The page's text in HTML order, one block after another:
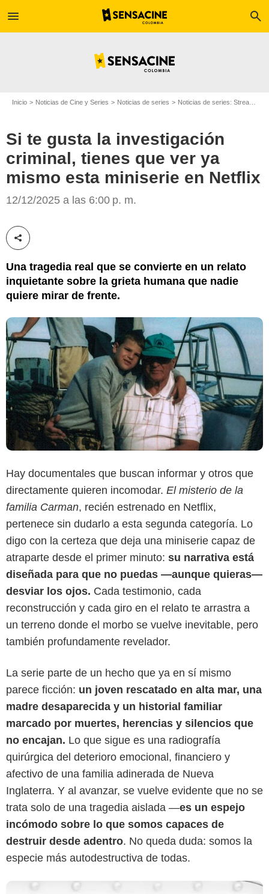
menu search
Inicio Noticias de Cine y Series Noticias de series Noticias de series: Streaming
Si te gusta la investigación
criminal, tienes que ver ya
mismo esta miniserie en Netflix
12/12/2025 a las 6:00 p. m.
Compartir esta noticia
Una tragedia real que se convierte en un relato
inquietante sobre la grieta humana que nadie
quiere mirar de frente.
Hay documentales que buscan informar y otros que
directamente quieren incomodar. El misterio de la
familia Carman, recién estrenado en Netflix,
pertenece sin dudarlo a esta segunda categoría. Lo
digo con la certeza que deja una miniserie capaz de
atraparte desde el primer minuto: su narrativa está
diseñada para que no puedas —aunque quieras—
desviar los ojos. Cada testimonio, cada
reconstrucción y cada giro en el relato te arrastra a
un terreno donde el morbo se vuelve inevitable, pero
también profundamente revelador.
La serie parte de un hecho que ya en sí mismo
parece ficción: un joven rescatado en alta mar, una
madre desaparecida y un historial familiar
marcado por muertes, herencias y silencios que
no encajan. Lo que sigue es una radiografía
quirúrgica del deterioro emocional, financiero y
afectivo de una familia adinerada de Nueva
Inglaterra. Y al avanzar, se vuelve evidente que no se
trata solo de una tragedia aislada —es un espejo
incómodo sobre lo que somos capaces de
destruir desde adentro. No queda duda: somos la
especie más autodestructiva de todas.
Captura de pantalla